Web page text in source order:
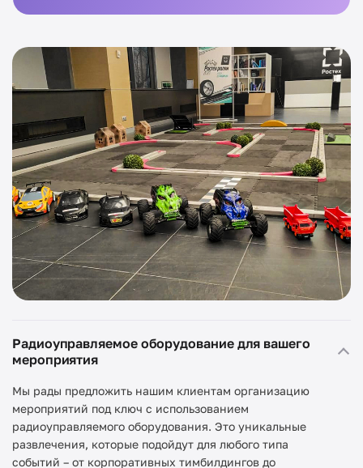
Радиоуправляемое оборудование для вашего
мероприятия
Мы рады предложить нашим клиентам организацию
мероприятий под ключ с использованием
радиоуправляемого оборудования. Это уникальные
развлечения, которые подойдут для любого типа
событий – от корпоративных тимбилдингов до